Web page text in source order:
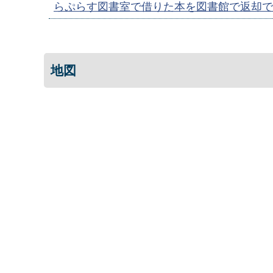
らぷらす図書室で借りた本を図書館で返却
地図